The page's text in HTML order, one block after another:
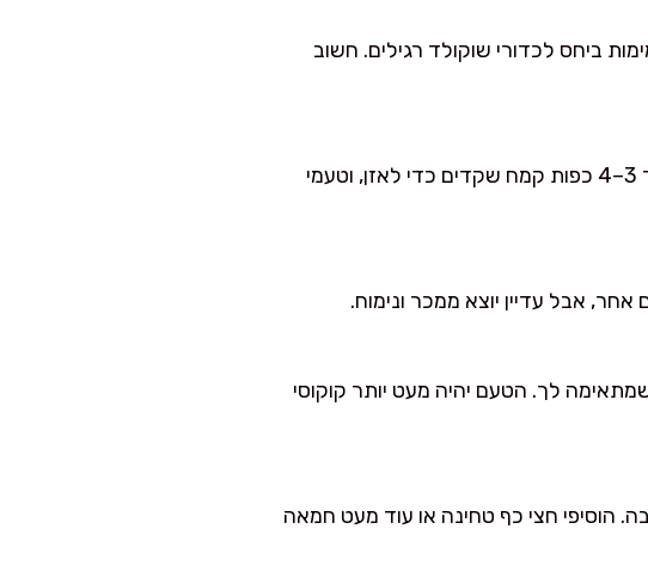
ביחס לכדורי שוקולד רגילים. חשוב
אפשר, אבל אז זה פחות עשיר בחלבון והמרקם משתנה. אם מוותרים, הוסיפי עוד 3–4 כפות קמח שקדים כדי לאזן, וטעמי
אבל עדיין יוצא ממכר ונימוח.
לך. הטעם יהיה מעט יותר קוקוסי
הוסיפי חצי כף טחינה או עוד מעט חמאה